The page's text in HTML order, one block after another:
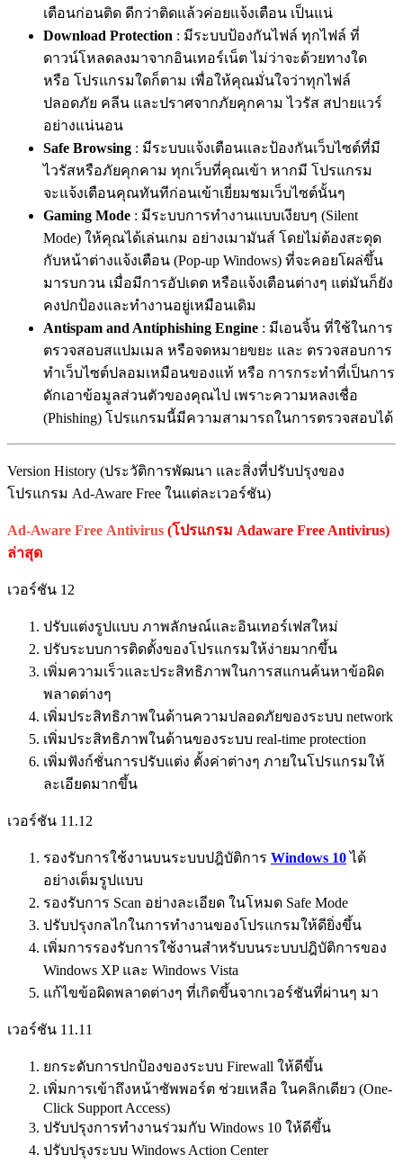
เตือนก่อนติด ดีกว่าติดแล้วค่อยแจ้งเตือน เป็นแน่
Download Protection : มีระบบป้องกันไฟล์ ทุกไฟล์ ที่
ดาวน์โหลดลงมาจากอินเทอร์เน็ต ไม่ว่าจะด้วยทางใด
หรือ โปรแกรมใดก็ตาม เพื่อให้คุณมั่นใจว่าทุกไฟล์
ปลอดภัย คลีน และปราศจากภัยคุกคาม ไวรัส สปายแวร์
อย่างแน่นอน
Safe Browsing : มีระบบแจ้งเตือนและป้องกันเว็บไซต์ที่มี
ไวรัสหรือภัยคุกคาม ทุกเว็บที่คุณเข้า หากมี โปรแกรม
จะแจ้งเตือนคุณทันทีก่อนเข้าเยี่ยมชมเว็บไซต์นั้นๆ
Gaming Mode : มีระบบการทำงานแบบเงียบๆ (Silent
Mode) ให้คุณได้เล่นเกม อย่างเมามันส์ โดยไม่ต้องสะดุด
กับหน้าต่างแจ้งเตือน (Pop-up Windows) ที่จะคอยโผล่ขึ้น
มารบกวน เมื่อมีการอัปเดต หรือแจ้งเตือนต่างๆ แต่มันก็ยัง
คงปกป้องและทำงานอยู่เหมือนเดิม
Antispam and Antiphishing Engine : มีเอนจิ้น ที่ใช้ในการ
ตรวจสอบสแปมเมล หรือจดหมายขยะ และ ตรวจสอบการ
ทำเว็บไซต์ปลอมเหมือนของแท้ หรือ การกระทำที่เป็นการ
ดักเอาข้อมูลส่วนตัวของคุณไป เพราะความหลงเชื่อ
(Phishing) โปรแกรมนี้มีความสามารถในการตรวจสอบได้
Version History (ประวัติการพัฒนา และสิ่งที่ปรับปรุงของ
โปรแกรม Ad-Aware Free ในแต่ละเวอร์ชัน)
Ad-Aware Free Antivirus (โปรแกรม Adaware Free Antivirus)
ล่าสุด
เวอร์ชัน 12
ปรับแต่งรูปแบบ ภาพลักษณ์และอินเทอร์เฟสใหม่
ปรับระบบการติดตั้งของโปรแกรมให้ง่ายมากขึ้น
เพิ่มความเร็วและประสิทธิภาพในการสแกนค้นหาข้อผิด
พลาดต่างๆ
เพิ่มประสิทธิภาพในด้านความปลอดภัยของระบบ network
เพิ่มประสิทธิภาพในด้านของระบบ real-time protection
เพิ่มฟังก์ชั่นการปรับแต่ง ตั้งค่าต่างๆ ภายในโปรแกรมให้
ละเอียดมากขึ้น
เวอร์ชัน 11.12
รองรับการใช้งานบนระบบปฎิบัติการ Windows 10ได้
อย่างเต็มรูปแบบ
รองรับการ Scan อย่างละเอียด ในโหมด Safe Mode
ปรับปรุงกลไกในการทำงานของโปรแกรมให้ดียิ่งขึ้น
เพิ่มการรองรับการใช้งานสำหรับบนระบบปฎิบัติการของ
Windows XP และ Windows Vista
แก้ไขข้อผิดพลาดต่างๆ ที่เกิดขึ้นจากเวอร์ชันที่ผ่านๆ มา
เวอร์ชัน 11.11
ยกระดับการปกป้องของระบบ Firewall ให้ดีขึ้น
เพิ่มการเข้าถึงหน้าซัพพอร์ต ช่วยเหลือ ในคลิกเดียว (One-
Click Support Access)
ปรับปรุงการทำงานร่วมกับ Windows 10 ให้ดีขึ้น
ปรับปรุงระบบ Windows Action Center